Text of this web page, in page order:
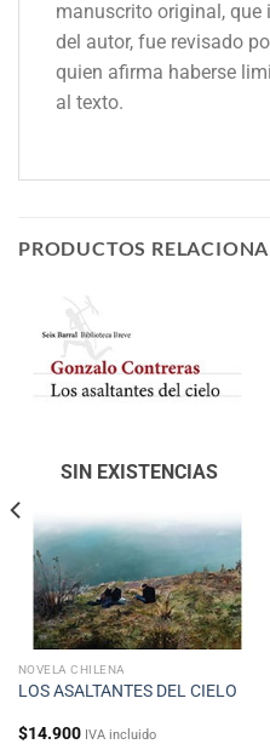
manuscrito original, que
del autor, fue revisado
quien afirma haberse
al texto.
PRODUCTOS
SIN EXISTENCIAS
NOVELA CHILENA
LOS ASALTANTES DEL CIELO
$14.900 IVA incluido